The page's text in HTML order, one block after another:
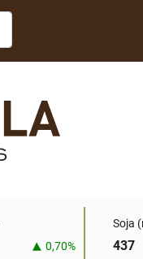
0,70%
Soja
437